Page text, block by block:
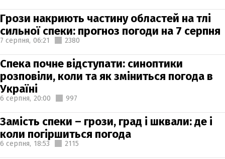
Грози накриють частину областей на тлі
сильної спеки: прогноз погоди на 7 серпня
7 серпня, 06:21 2380
Спека почне відступати: синоптики
розповіли, коли та як зміниться погода в
Україні
6 серпня, 20:00 997
Замість спеки – грози, град і шквали: де і
коли погіршиться погода
6 серпня, 18:53 2115